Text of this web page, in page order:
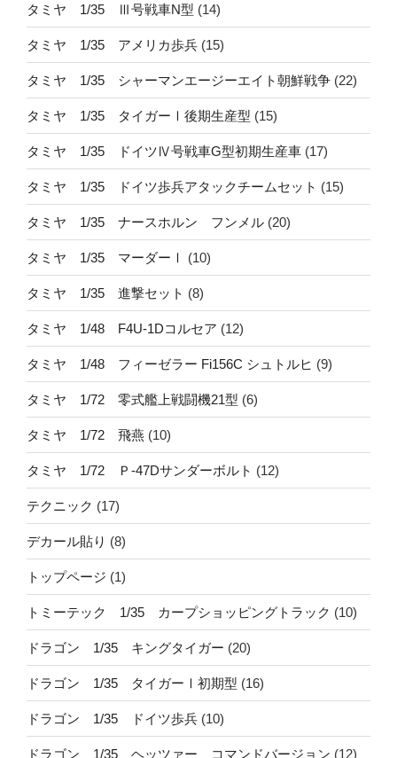
タミヤ 1/35 Ⅲ号戦車N型 (14)
タミヤ 1/35 アメリカ歩兵 (15)
タミヤ 1/35 シャーマンエージーエイト朝鮮戦争 (22)
タミヤ 1/35 タイガーⅠ後期生産型 (15)
タミヤ 1/35 ドイツⅣ号戦車G型初期生産車 (17)
タミヤ 1/35 ドイツ歩兵アタックチームセット (15)
タミヤ 1/35 ナースホルン フンメル (20)
タミヤ 1/35 マーダーⅠ (10)
タミヤ 1/35 進撃セット (8)
タミヤ 1/48 F4U-1Dコルセア (12)
タミヤ 1/48 フィーゼラー Fi156C シュトルヒ (9)
タミヤ 1/72 零式艦上戦闘機21型 (6)
タミヤ 1/72 飛燕 (10)
タミヤ 1/72 Ｐ-47Dサンダーボルト (12)
テクニック (17)
デカール貼り (8)
トップページ (1)
トミーテック 1/35 カープショッピングトラック (10)
ドラゴン 1/35 キングタイガー (20)
ドラゴン 1/35 タイガーⅠ初期型 (16)
ドラゴン 1/35 ドイツ歩兵 (10)
ドラゴン 1/35 ヘッツァー コマンドバージョン (12)